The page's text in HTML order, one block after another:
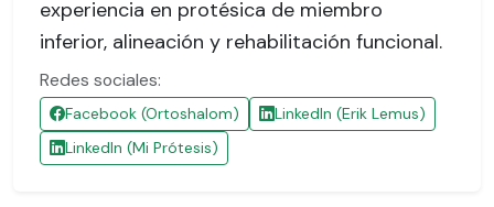
experiencia en protésica de miembro
inferior, alineación y rehabilitación funcional.
Redes sociales:
Facebook (Ortoshalom)
LinkedIn (Erik Lemus)
LinkedIn (Mi Prótesis)